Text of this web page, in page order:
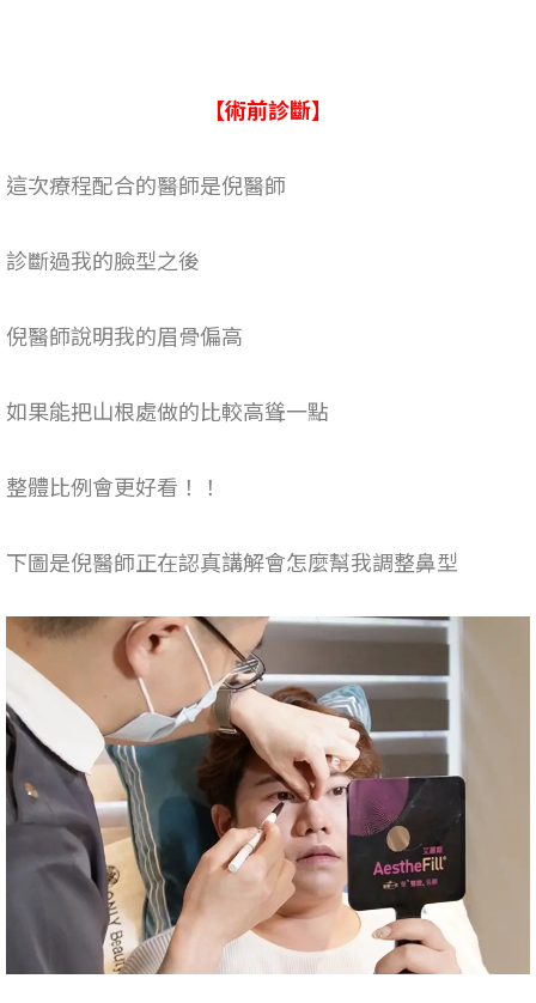
【術前診斷】
這次療程配合的醫師是倪醫師
診斷過我的臉型之後
倪醫師說明我的眉骨偏高
如果能把山根處做的比較高聳一點
整體比例會更好看！！
下圖是倪醫師正在認真講解會怎麼幫我調整鼻型